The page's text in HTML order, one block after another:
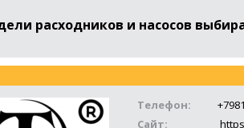
расходников и насосов
Телефон:
Сайт: